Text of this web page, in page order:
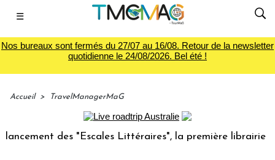
☰
Nos bureaux sont fermés du 27/07 au 16/08. Retour de la newsletter
quotidienne le 24/08/2026. Bel été !
Accueil > TravelManagerMaG
des "Escales Littéraires", la première librairie du